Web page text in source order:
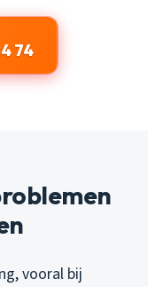
74
vooral bij